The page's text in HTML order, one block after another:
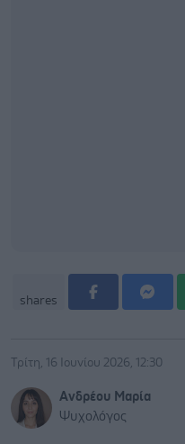
shares
Τρίτη, 16 Ιουνίου 2026, 12:30
Ανδρέου Μαρία
Ψυχολόγος